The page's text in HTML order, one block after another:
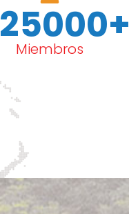
25000+
Miembros